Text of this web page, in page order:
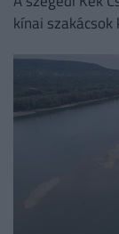
kínai
munkásszállás